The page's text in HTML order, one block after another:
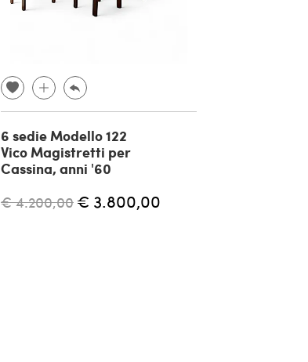
6 sedie Modello 122
Vico Magistretti per
Cassina, anni '60
€ 4.200,00 € 3.800,00